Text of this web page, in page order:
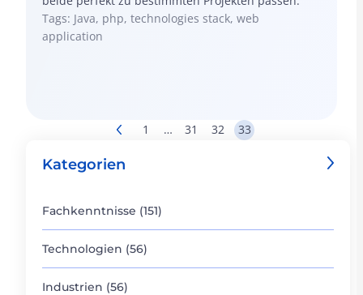
Tags: Java, php, technologies stack, web
application
1 … 31 32 33
Kategorien
Fachkenntnisse (151)
Technologien (56)
Industrien (56)